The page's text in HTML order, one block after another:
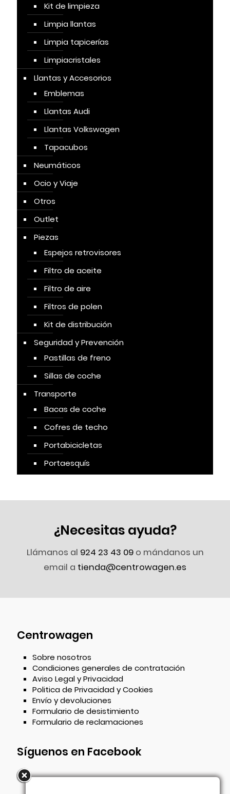
Kit de limpieza
Limpia llantas
Limpia tapicerías
Limpiacristales
Llantas y Accesorios
Emblemas
Llantas Audi
Llantas Volkswagen
Tapacubos
Neumáticos
Ocio y Viaje
Otros
Outlet
Piezas
Espejos retrovisores
Filtro de aceite
Filtro de aire
Filtros de polen
Kit de distribución
Seguridad y Prevención
Pastillas de freno
Sillas de coche
Transporte
Bacas de coche
Cofres de techo
Portabicicletas
Portaesquís
¿Necesitas ayuda?
Llámanos al 924 23 43 09o mándanos un
email a tienda@centrowagen.es
Centrowagen
Sobre nosotros
Condiciones generales de contratación
Aviso Legal y Privacidad
Politica de Privacidad y Cookies
Envío y devoluciones
Formulario de desistimiento
Formulario de reclamaciones
Síguenos en Facebook